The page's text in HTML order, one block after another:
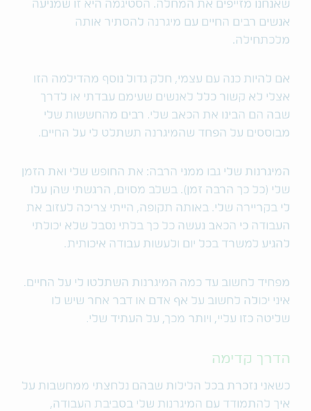
שאנחנו מזייפים את המחלה. הסטיגמה היא זו שמניעה
אנשים רבים החיים עם מיגרנה להסתיר אותה
מלכתחילה.
אם להיות כנה עם עצמי, חלק גדול נוסף מהדילמה הזו
אצלי לא קשור כלל לאנשים שעימם עבדתי או לדרך
שבה הם הבינו את הכאב שלי. רבים מהחששות שלי
מבוססים על הפחד שהמיגרנה תשתלט לי על החיים.
המיגרנות שלי גבו ממני הרבה: את החופש שלי ואת הזמן
שלי (כל כך הרבה זמן). בשלב מסוים, הרגשתי שהן עלו
לי בקריירה שלי. באותה תקופה, הייתי צריכה לעזוב את
העבודה כי הכאב נעשה כל כך בלתי נסבל שלא יכולתי
להגיע למשרד בכל יום ולעשות עבודה איכותית.
מפחיד לחשוב עד כמה המיגרנות השתלטו לי על החיים.
איני יכולה לחשוב על אף אדם או דבר אחר שיש לו
שליטה כזו עליי, ויותר מכך, על העתיד שלי.
הדרך קדימה
כשאני נזכרת בכל הלילות שבהם נלחצתי ממחשבות על
איך להתמודד עם המיגרנות שלי בסביבת העבודה,